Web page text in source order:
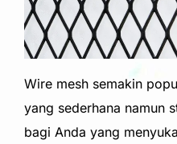
Wire mesh semakin
yang sederhana namun
bagi Anda yang